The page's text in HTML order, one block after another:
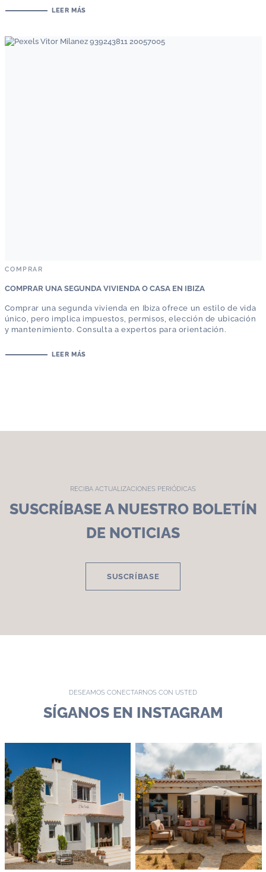
LEER MÁS
COMPRAR
COMPRAR UNA SEGUNDA VIVIENDA O CASA EN IBIZA
Comprar una segunda vivienda en Ibiza ofrece un estilo de vida
único, pero implica impuestos, permisos, elección de ubicación
y mantenimiento. Consulta a expertos para orientación.
LEER MÁS
RECIBA ACTUALIZACIONES PERIÓDICAS
SUSCRÍBASE A NUESTRO BOLETÍN
DE NOTICIAS
SUSCRÍBASE
DESEAMOS CONECTARNOS CON USTED
SÍGANOS EN INSTAGRAM